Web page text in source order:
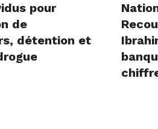
pour
de
détention et